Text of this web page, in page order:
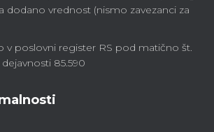
dodano vrednost (nismo zavezanci za
v poslovni register RS pod matično št.
85.590